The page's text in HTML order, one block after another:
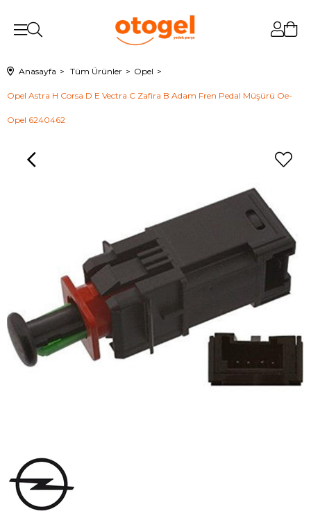
Anasayfa Tüm Ürünler Opel
Opel Astra H Corsa D E Vectra C Zafira B Adam Fren Pedal Müşürü Oe-
Opel 6240462